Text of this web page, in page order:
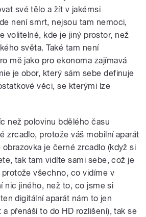
své tělo a žít v jakémsi
není smrt, nejsou tam nemoci,
volitelné, kde je jiný prostor, než
světa. Také tam není
mě jako pro ekonoma zajímavá
je obor, který sám sebe definuje
věci, se kterými lze
než polovinu bdělého času
zrcadlo, protože váš mobilní aparát
je černé zrcadlo (když si
tak tam vidíte sami sebe, což je
všechno, co vidíme v
nic jiného, než to, co jsme si
digitální aparát nám to jen
přenáší to do HD rozlišení), tak se